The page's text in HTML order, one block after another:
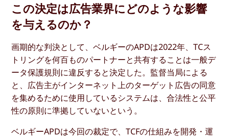
この決定は広告業界にどのような影響
を与えるのか？
画期的な判決として、ベルギーのAPDは2022年、TCス
トリングを何百ものパートナーと共有することは一般デ
ータ保護規則に違反すると決定した。監督当局による
と、広告主がインターネット上のターゲット広告の同意
を集めるために使用しているシステムは、合法性と公平
性の原則に準拠していないという。
ベルギーAPDは今回の裁定で、TCFの仕組みを開発・運